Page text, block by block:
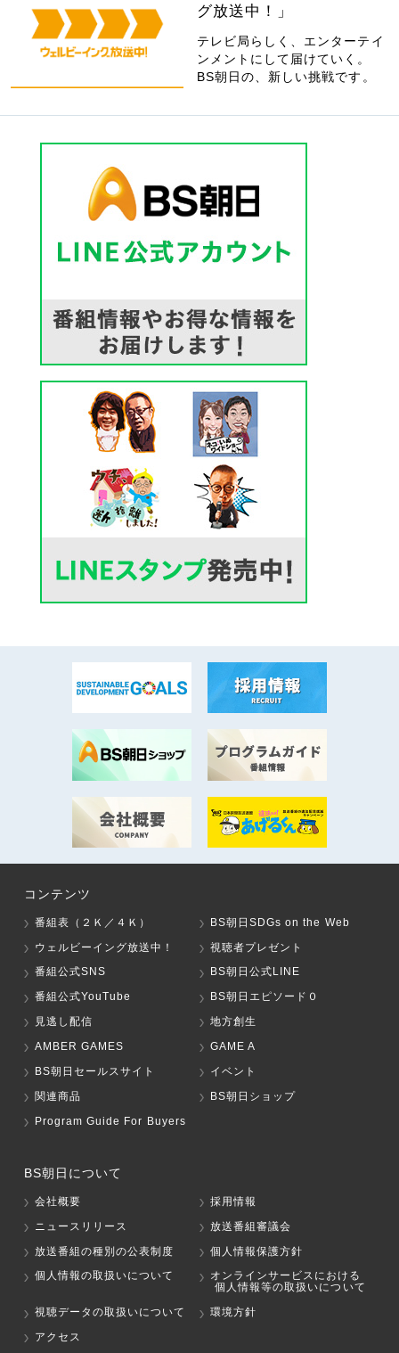
グ放送中！」
テレビ局らしく、エンターテイ
ンメントにして届けていく。
BS朝日の、新しい挑戦です。
コンテンツ
番組表（２Ｋ／４Ｋ）
BS朝日SDGs on the Web
ウェルビーイング放送中！
視聴者プレゼント
番組公式SNS
BS朝日公式LINE
番組公式YouTube
BS朝日エピソード０
見逃し配信
地方創生
AMBER GAMES
GAME A
BS朝日セールスサイト
イベント
関連商品
BS朝日ショップ
Program Guide For Buyers
BS朝日について
会社概要
採用情報
ニュースリリース
放送番組審議会
放送番組の種別の公表制度
個人情報保護方針
個人情報の取扱いについて
オンラインサービスにおける
個人情報等の取扱いについて
視聴データの取扱いについて
環境方針
アクセス